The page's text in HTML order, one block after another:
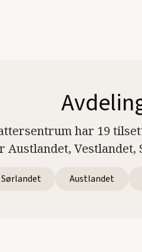
har 19
Austlandet,
Sørlandet Austlandet